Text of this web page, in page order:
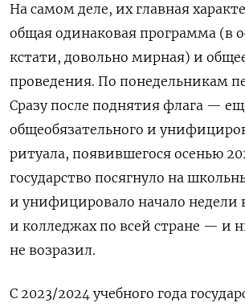
На самом деле, их главная
общая одинаковая программа (в
кстати, довольно мирная) и
проведения. По понедельникам
Сразу после поднятия флага —
общеобязательного и
ритуала, появившегося осенью
государство посягнуло на
и унифицировало начало недели
и колледжах по всей стране — и
не возразил.
С 2023/2024 учебного года